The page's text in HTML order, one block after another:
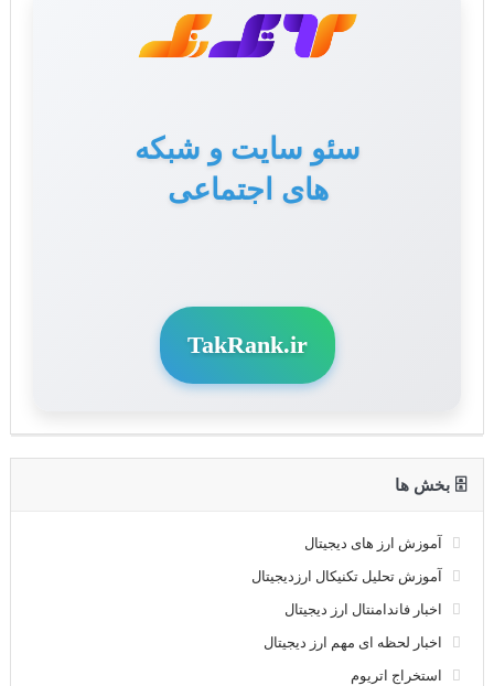
سئو سایت و شبکه
های اجتماعی
TakRank.ir
🗄 بخش ها
آموزش ارز های دیجیتال
آموزش تحلیل تکنیکال ارزدیجیتال
اخبار فاندامنتال ارز دیجیتال
اخبار لحظه ای مهم ارز دیجیتال
استخراج اتریوم